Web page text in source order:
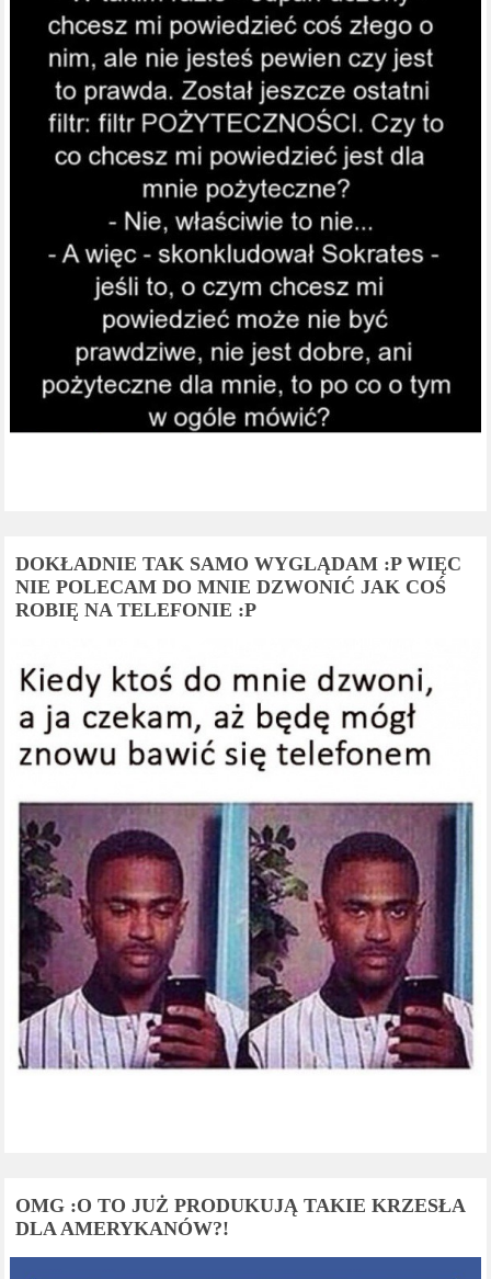
DOKŁADNIE TAK SAMO WYGLĄDAM :P WIĘC
NIE POLECAM DO MNIE DZWONIĆ JAK COŚ
ROBIĘ NA TELEFONIE :P
OMG :O TO JUŻ PRODUKUJĄ TAKIE KRZESŁA
DLA AMERYKANÓW?!